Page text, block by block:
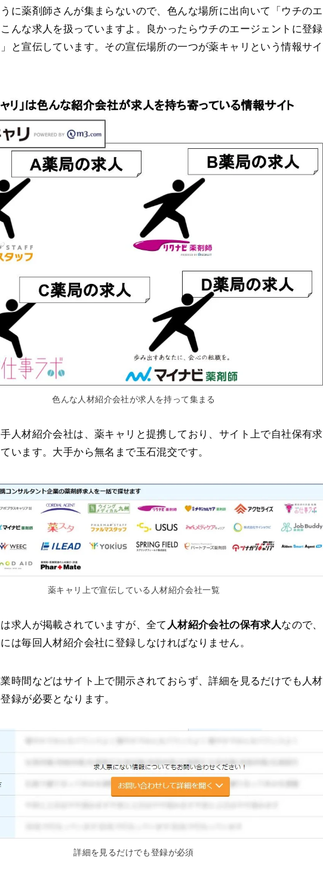
に薬剤師さんが集まらないので、色んな場所に出向いて「ウチのエ
んな求人を扱っていますよ。良かったらウチのエージェントに登録
と宣伝しています。その宣伝場所の一つが薬キャリという情報サイ
色んな人材紹介会社が求人を持って集まる
人材紹介会社は、薬キャリと提携しており、サイト上で自社保有求
います。大手から無名まで玉石混交です。
薬キャリ上で宣伝している人材紹介会社一覧
求人が掲載されていますが、全て 人材紹介会社の保有求人なので、
は毎回人材紹介会社に登録しなければなりません。
時間などはサイト上で開示されておらず、詳細を見るだけでも人材
録が必要となります。
詳細を見るだけでも登録が必須